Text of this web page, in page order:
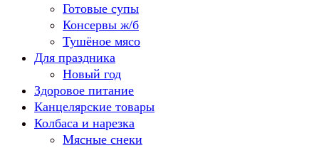
Готовые супы
Консервы ж/б
Тушёное мясо
Для праздника
Новый год
Здоровое питание
Канцелярские товары
Колбаса и нарезка
Мясные снеки